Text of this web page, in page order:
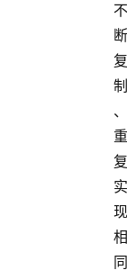
不
断
复
制
、
重
复
实
现
相
同